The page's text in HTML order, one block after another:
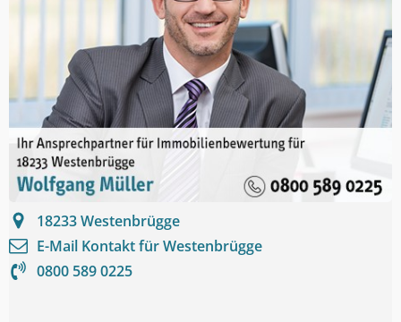
18233Westenbrügge
E-Mail Kontakt fürWestenbrügge
0800 589 0225